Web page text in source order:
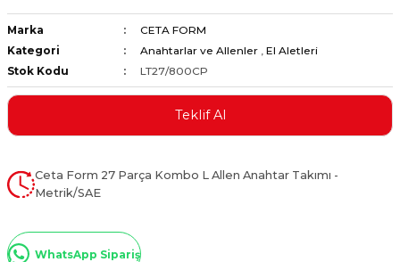
ve Penseler
Marka
CETA FORM
Kategori
Anahtarlar ve Allenler , El Aletleri
Stok Kodu
LT27/800CP
Teklif Al
Ceta Form 27 Parça Kombo L Allen Anahtar Takımı -
Metrik/SAE
WhatsApp Sipariş